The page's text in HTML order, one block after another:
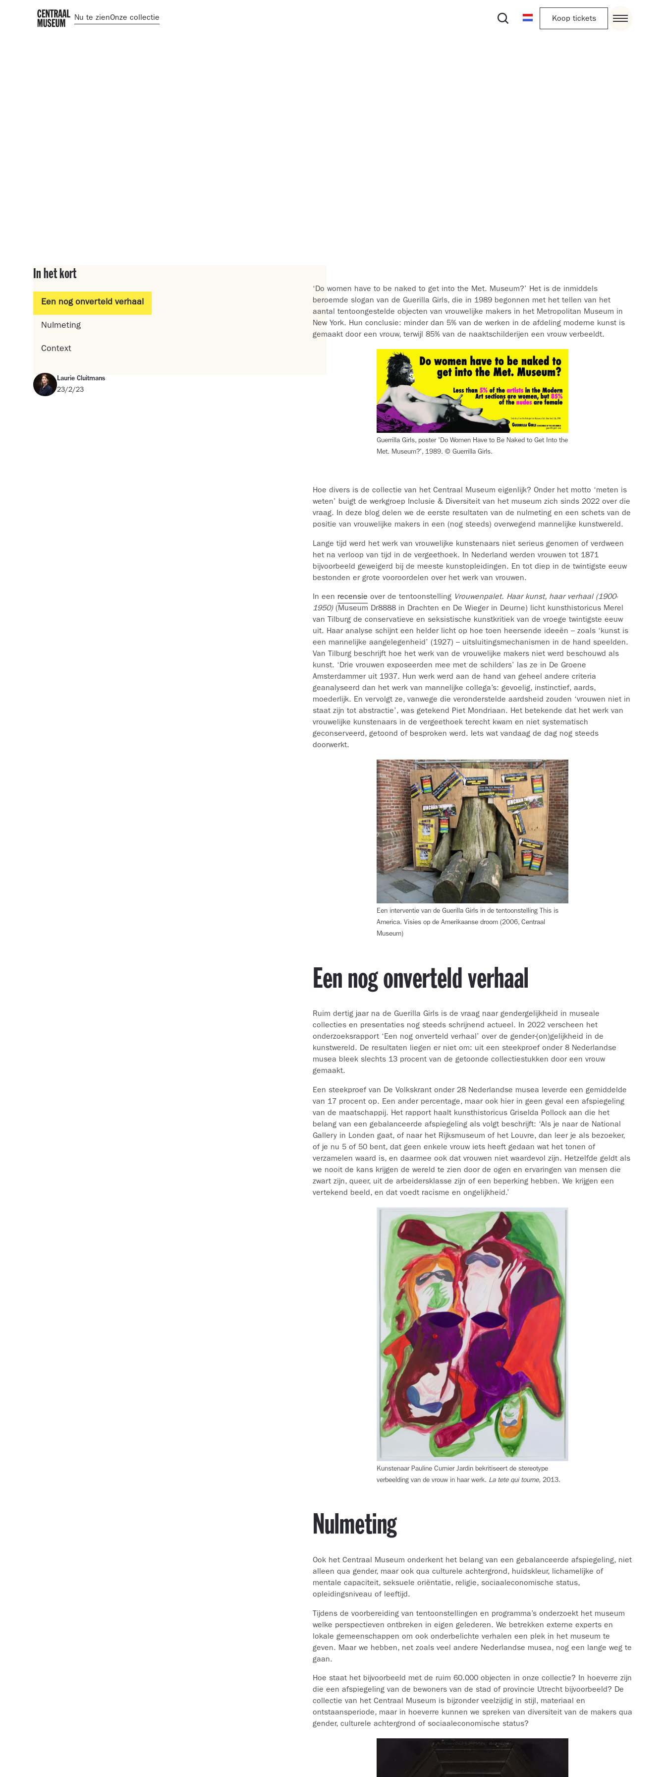
Nu te zienOnze collectie Koop tickets
In het kort
Een nog onverteld verhaal
Nulmeting
Context
Laurie Cluitmans
23/2/23
‘Do women have to be naked to get into the Met. Museum?’ Het is de inmiddels
beroemde slogan van de Guerilla Girls, die in 1989 begonnen met het tellen van het
aantal tentoongestelde objecten van vrouwelijke makers in het Metropolitan Museum in
New York. Hun conclusie: minder dan 5% van de werken in de afdeling moderne kunst is
gemaakt door een vrouw, terwijl 85% van de naaktschilderijen een vrouw verbeeldt.
Guerrilla Girls, poster 'Do Women Have to Be Naked to Get Into the
Met. Museum?', 1989. © Guerrilla Girls.
Hoe divers is de collectie van het Centraal Museum eigenlijk? Onder het motto ‘meten is
weten’ buigt de werkgroep Inclusie & Diversiteit van het museum zich sinds 2022 over die
vraag. In deze blog delen we de eerste resultaten van de nulmeting en een schets van de
positie van vrouwelijke makers in een (nog steeds) overwegend mannelijke kunstwereld.
Lange tijd werd het werk van vrouwelijke kunstenaars niet serieus genomen of verdween
het na verloop van tijd in de vergeethoek. In Nederland werden vrouwen tot 1871
bijvoorbeeld geweigerd bij de meeste kunstopleidingen. En tot diep in de twintigste eeuw
bestonden er grote vooroordelen over het werk van vrouwen.
In een recensie over de tentoonstelling Vrouwenpalet. Haar kunst, haar verhaal (1900-
1950)(Museum Dr8888 in Drachten en De Wieger in Deurne) licht kunsthistoricus Merel
van Tilburg de conservatieve en seksistische kunstkritiek van de vroege twintigste eeuw
uit. Haar analyse schijnt een helder licht op hoe toen heersende ideeën – zoals ‘kunst is
een mannelijke aangelegenheid’ (1927) – uitsluitingsmechanismen in de hand speelden.
Van Tilburg beschrijft hoe het werk van de vrouwelijke makers niet werd beschouwd als
kunst. ‘Drie vrouwen exposeerden mee met de schilders’ las ze in De Groene
Amsterdammer uit 1937. Hun werk werd aan de hand van geheel andere criteria
geanalyseerd dan het werk van mannelijke collega’s: gevoelig, instinctief, aards,
moederlijk. En vervolgt ze, vanwege die veronderstelde aardsheid zouden ‘vrouwen niet in
staat zijn tot abstractie’, was getekend Piet Mondriaan. Het betekende dat het werk van
vrouwelijke kunstenaars in de vergeethoek terecht kwam en niet systematisch
geconserveerd, getoond of besproken werd. Iets wat vandaag de dag nog steeds
doorwerkt.
Een interventie van de Guerilla Girls in de tentoonstelling This is
America. Visies op de Amerikaanse droom (2006, Centraal
Museum)
Een nog onverteld verhaal
Ruim dertig jaar na de Guerilla Girls is de vraag naar gendergelijkheid in museale
collecties en presentaties nog steeds schrijnend actueel. In 2022 verscheen het
onderzoeksrapport ‘Een nog onverteld verhaal’ over de gender-(on)gelijkheid in de
kunstwereld. De resultaten liegen er niet om: uit een steekproef onder 8 Nederlandse
musea bleek slechts 13 procent van de getoonde collectiestukken door een vrouw
gemaakt.
Een steekproef van De Volkskrant onder 28 Nederlandse musea leverde een gemiddelde
van 17 procent op. Een ander percentage, maar ook hier in geen geval een afspiegeling
van de maatschappij. Het rapport haalt kunsthistoricus Griselda Pollock aan die het
belang van een gebalanceerde afspiegeling als volgt beschrijft: ‘Als je naar de National
Gallery in Londen gaat, of naar het Rijksmuseum of het Louvre, dan leer je als bezoeker,
of je nu 5 of 50 bent, dat geen enkele vrouw iets heeft gedaan wat het tonen of
verzamelen waard is, en daarmee ook dat vrouwen niet waardevol zijn. Hetzelfde geldt als
we nooit de kans krijgen de wereld te zien door de ogen en ervaringen van mensen die
zwart zijn, queer, uit de arbeidersklasse zijn of een beperking hebben. We krijgen een
vertekend beeld, en dat voedt racisme en ongelijkheid.’
Kunstenaar Pauline Curnier Jardin bekritiseert de stereotype
verbeelding van de vrouw in haar werk. La tete qui tourne, 2013.
Nulmeting
Ook het Centraal Museum onderkent het belang van een gebalanceerde afspiegeling, niet
alleen qua gender, maar ook qua culturele achtergrond, huidskleur, lichamelijke of
mentale capaciteit, seksuele oriëntatie, religie, sociaaleconomische status,
opleidingsniveau of leeftijd.
Tijdens de voorbereiding van tentoonstellingen en programma’s onderzoekt het museum
welke perspectieven ontbreken in eigen gelederen. We betrekken externe experts en
lokale gemeenschappen om ook onderbelichte verhalen een plek in het museum te
geven. Maar we hebben, net zoals veel andere Nederlandse musea, nog een lange weg te
gaan.
Hoe staat het bijvoorbeeld met de ruim 60.000 objecten in onze collectie? In hoeverre zijn
die een afspiegeling van de bewoners van de stad of provincie Utrecht bijvoorbeeld? De
collectie van het Centraal Museum is bijzonder veelzijdig in stijl, materiaal en
ontstaansperiode, maar in hoeverre kunnen we spreken van diversiteit van de makers qua
gender, culturele achtergrond of sociaaleconomische status?